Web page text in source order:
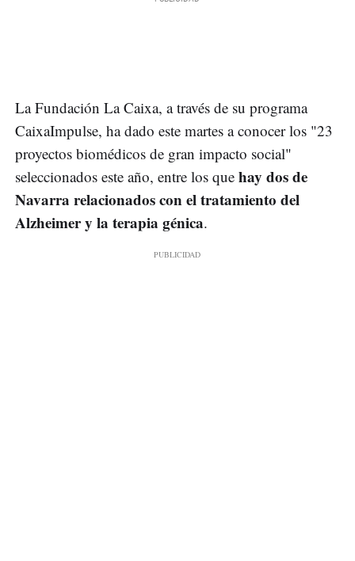
La Fundación La Caixa, a través de su programa
CaixaImpulse, ha dado este martes a conocer los "23
proyectos biomédicos de gran impacto social"
seleccionados este año, entre los que hay dos de
Navarra relacionados con el tratamiento del
Alzheimer y la terapia génica.